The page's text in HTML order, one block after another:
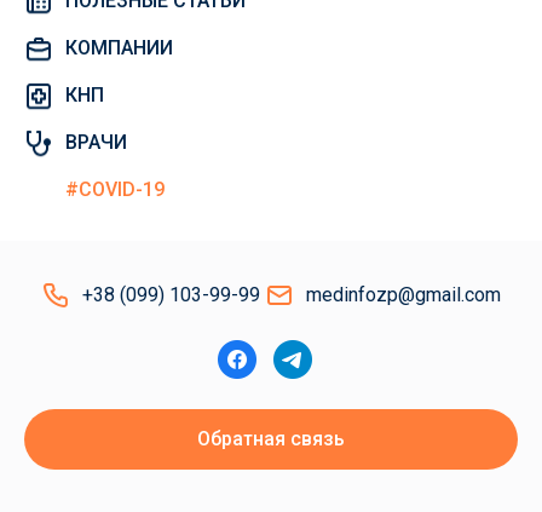
КОМПАНИИ
КНП
ВРАЧИ
#COVID-19
+38 (099) 103-99-99 medinfozp@gmail.com
Обратная связь